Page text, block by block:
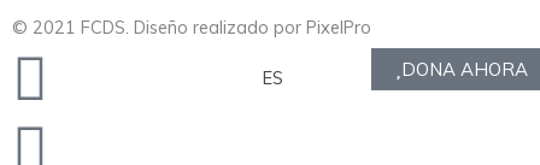
© 2021 FCDS. Diseño realizado por PixelPro
Twitter
Facebook
Youtube
Instagram
Envelope DONA AHORA
ES